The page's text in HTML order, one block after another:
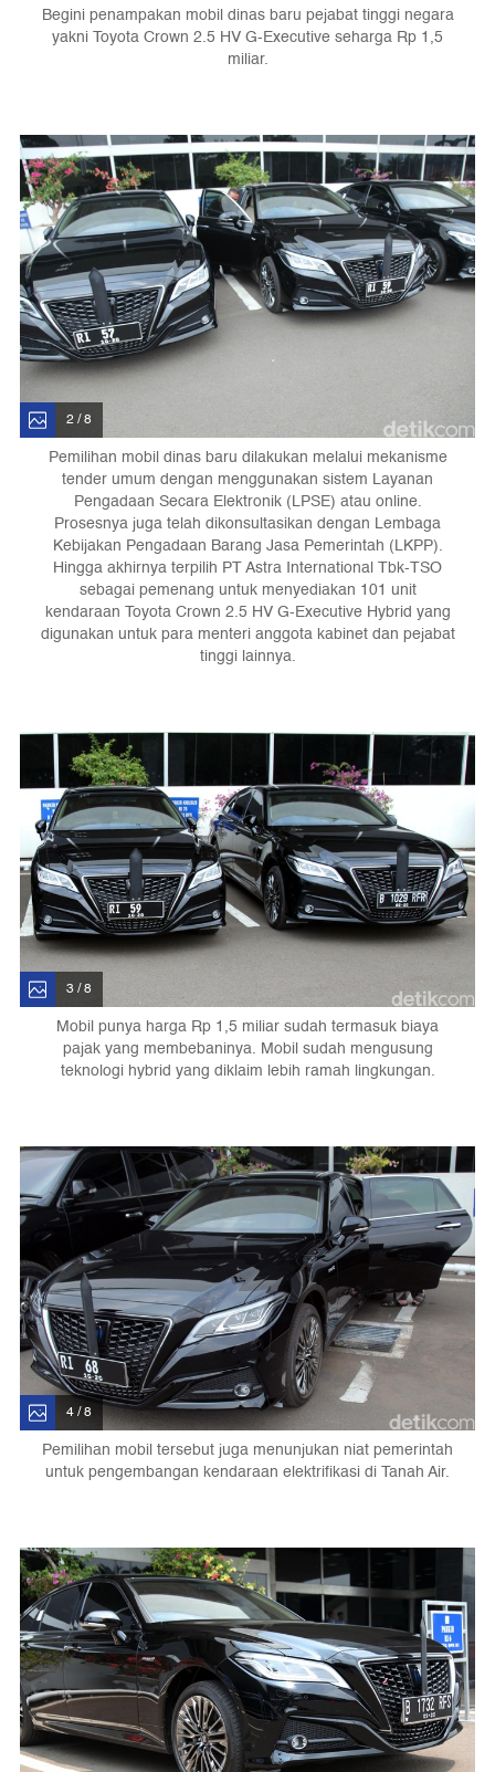
Begini penampakan mobil dinas baru pejabat tinggi negara
yakni Toyota Crown 2.5 HV G-Executive seharga Rp 1,5
miliar.
2 / 8
Pemilihan mobil dinas baru dilakukan melalui mekanisme
tender umum dengan menggunakan sistem Layanan
Pengadaan Secara Elektronik (LPSE) atau online.
Prosesnya juga telah dikonsultasikan dengan Lembaga
Kebijakan Pengadaan Barang Jasa Pemerintah (LKPP).
Hingga akhirnya terpilih PT Astra International Tbk-TSO
sebagai pemenang untuk menyediakan 101 unit
kendaraan Toyota Crown 2.5 HV G-Executive Hybrid yang
digunakan untuk para menteri anggota kabinet dan pejabat
tinggi lainnya.
3 / 8
Mobil punya harga Rp 1,5 miliar sudah termasuk biaya
pajak yang membebaninya. Mobil sudah mengusung
teknologi hybrid yang diklaim lebih ramah lingkungan.
4 / 8
Pemilihan mobil tersebut juga menunjukan niat pemerintah
untuk pengembangan kendaraan elektrifikasi di Tanah Air.